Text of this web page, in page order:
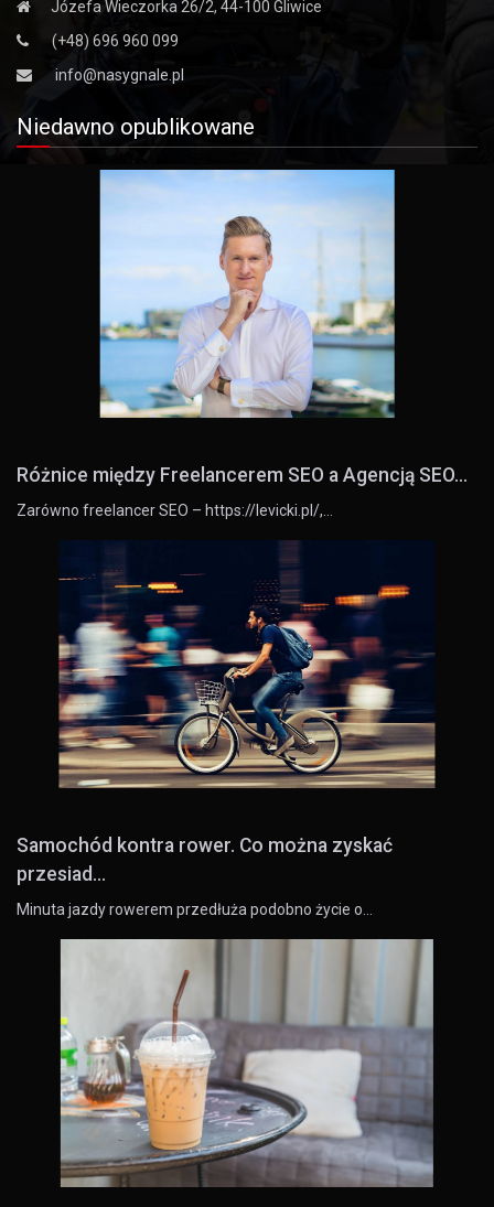
Józefa Wieczorka 26/2, 44-100 Gliwice
(+48) 696 960 099
info@nasygnale.pl
Niedawno opublikowane
Różnice między Freelancerem SEO a Agencją SEO...
Zarówno freelancer SEO – https://levicki.pl/,…
Samochód kontra rower. Co można zyskać
przesiad...
Minuta jazdy rowerem przedłuża podobno życie o…